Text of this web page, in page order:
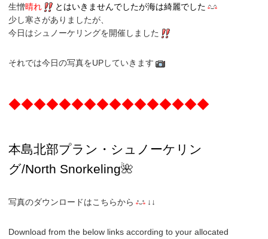
生憎晴れ
とはいきませんでしたが海は綺麗でした
少し寒さがありましたが、
今日はシュノーケリングを開催しました
それでは今日の写真をUPしていきます
◆◆◆◆◆◆◆◆◆◆◆◆◆◆◆◆
本島北部プラン・ シュノーケリン
グ/North Snorkeling🌺
写真のダウンロードはこちらから ↓↓
Download from the below links according to your allocated